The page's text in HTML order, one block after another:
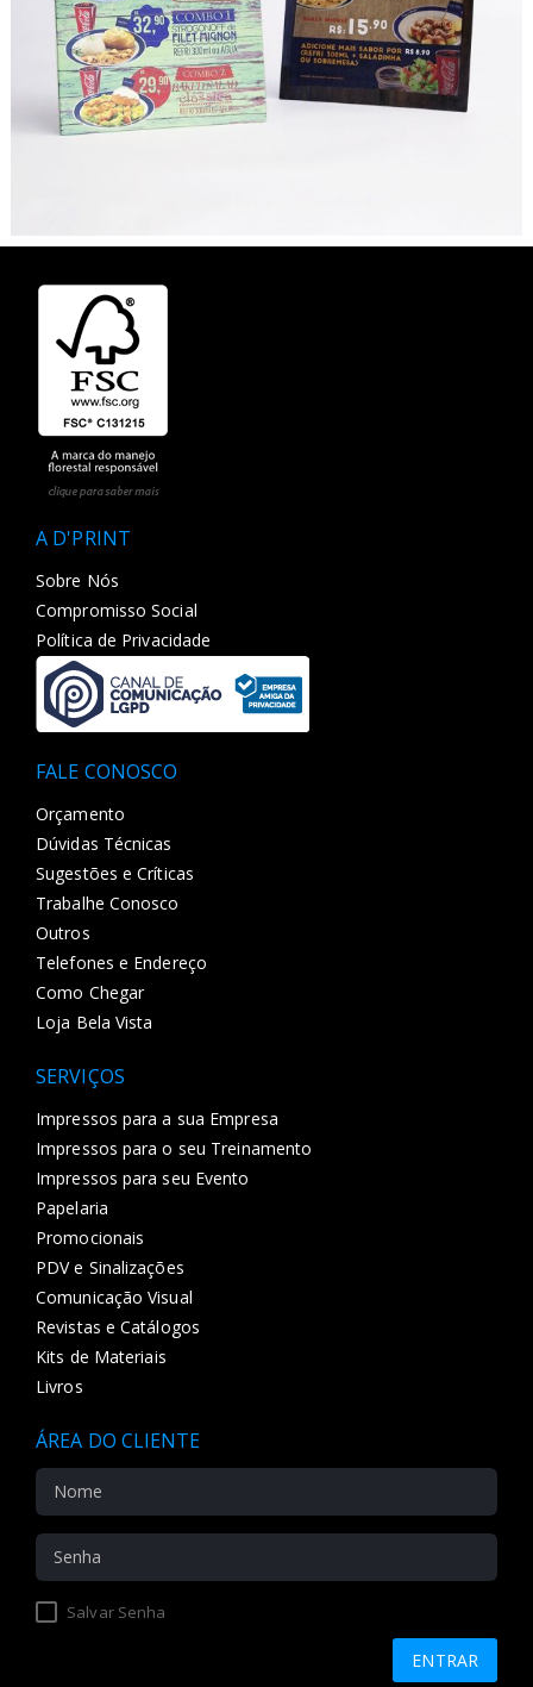
A D'PRINT
Sobre Nós
Compromisso Social
Política de Privacidade
FALE CONOSCO
Orçamento
Dúvidas Técnicas
Sugestões e Críticas
Trabalhe Conosco
Outros
Telefones e Endereço
Como Chegar
Loja Bela Vista
SERVIÇOS
Impressos para a sua Empresa
Impressos para o seu Treinamento
Impressos para seu Evento
Papelaria
Promocionais
PDV e Sinalizações
Comunicação Visual
Revistas e Catálogos
Kits de Materiais
Livros
ÁREA DO CLIENTE
Salvar Senha